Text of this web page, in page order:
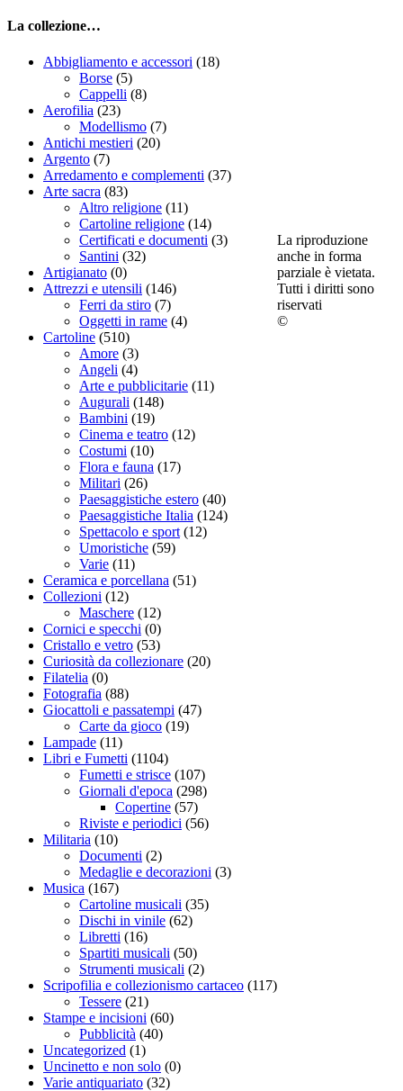
La collezione…
Abbigliamento e accessori (18)
Borse (5)
Cappelli (8)
Aerofilia (23)
Modellismo (7)
Antichi mestieri (20)
Argento (7)
Arredamento e complementi (37)
Arte sacra (83)
Altro religione (11)
Cartoline religione (14)
Certificati e documenti (3)
Santini (32)
Artigianato (0)
Attrezzi e utensili (146)
Ferri da stiro (7)
Oggetti in rame (4)
Cartoline (510)
Amore (3)
Angeli (4)
Arte e pubblicitarie (11)
Augurali (148)
Bambini (19)
Cinema e teatro (12)
Costumi (10)
Flora e fauna (17)
Militari (26)
Paesaggistiche estero (40)
Paesaggistiche Italia (124)
Spettacolo e sport (12)
Umoristiche (59)
Varie (11)
Ceramica e porcellana (51)
Collezioni (12)
Maschere (12)
Cornici e specchi (0)
Cristallo e vetro (53)
Curiosità da collezionare (20)
Filatelia (0)
Fotografia (88)
Giocattoli e passatempi (47)
Carte da gioco (19)
Lampade (11)
Libri e Fumetti (1104)
Fumetti e strisce (107)
Giornali d'epoca (298)
Copertine (57)
Riviste e periodici (56)
Militaria (10)
Documenti (2)
Medaglie e decorazioni (3)
Musica (167)
Cartoline musicali (35)
Dischi in vinile (62)
Libretti (16)
Spartiti musicali (50)
Strumenti musicali (2)
Scripofilia e collezionismo cartaceo (117)
Tessere (21)
Stampe e incisioni (60)
Pubblicità (40)
Uncategorized (1)
Uncinetto e non solo (0)
Varie antiquariato (32)
La riproduzione
anche in forma
parziale è vietata.
Tutti i diritti sono
riservati
©